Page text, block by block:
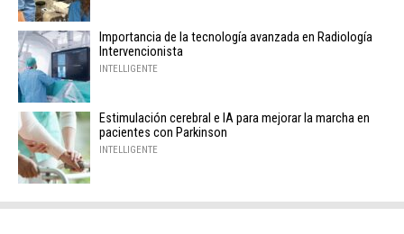
Importancia de la tecnología avanzada en Radiología
Intervencionista
INTELLIGENTE
Estimulación cerebral e IA para mejorar la marcha en
pacientes con Parkinson
INTELLIGENTE